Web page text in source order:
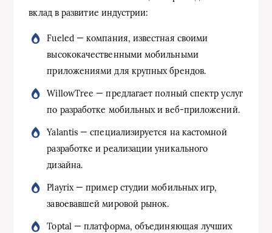
вклад в развитие индустрии:
Fueled — компания, известная своими
высококачественными мобильными
приложениями для крупных брендов.
WillowTree — предлагает полный спектр услуг
по разработке мобильных и веб-приложений.
Yalantis — специализируется на кастомной
разработке и реализации уникального
дизайна.
Playrix — пример студии мобильных игр,
завоевавшей мировой рынок.
Toptal — платформа, объединяющая лучших